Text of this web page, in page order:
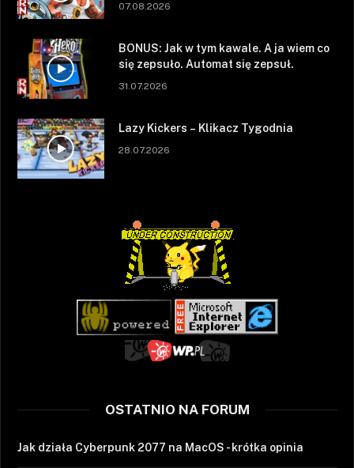
07.08.2026
BONUS: Jak w tym kawale. A ja wiem co
się zepsuło. Automat się zepsuł.
31.07.2026
Lazy Kickers – Klikacz Tygodnia
28.07.2026
OSTATNIO NA FORUM
Jak działa Cyberpunk 2077 na MacOS - krótka opinia